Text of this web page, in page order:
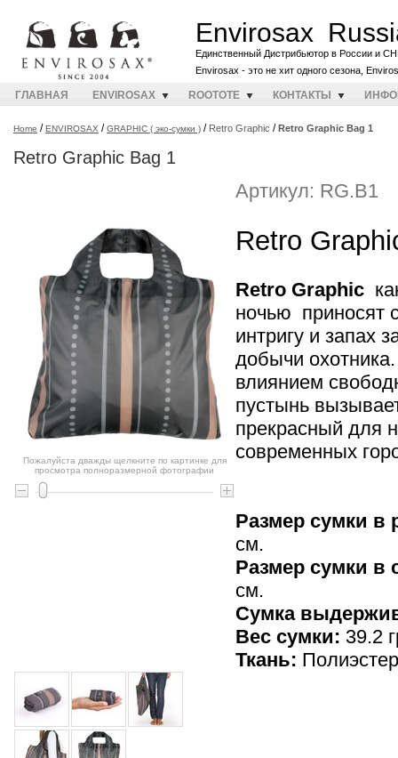
Envirosax
Единственный Дистрибьютор в России и
Envirosax - это не хит одного сезона,
ГЛАВНАЯ ENVIROSAX ROOTOTE КОНТАКТЫ
Home /ENVIROSAX /GRAPHIC ( эко-сумки ) / Retro Graphic /Retro Graphic Bag 1
Retro Graphic Bag 1
Пожалуйста дважды щелкните по картинке для
просмотра полноразмерной фотографии
Артикул: RG.B1
Retro
Retro Graphic
ночью приносят
интригу и запах
добычи
влиянием
пустынь
прекрасный для
современных
Размер сумки в
см.
Размер сумки
см.
Cумка
Вес сумки: 39.2
Ткань: Полиэстер